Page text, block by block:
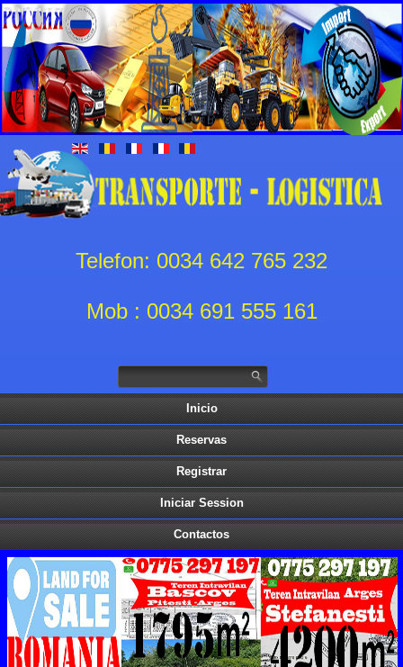
Telefon: 0034 642 765 232
Mob : 0034 691 555 161
Inicio
Reservas
Registrar
Iniciar Session
Contactos